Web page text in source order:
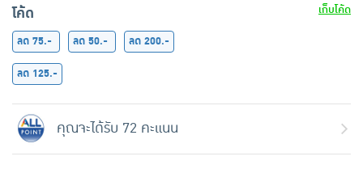
โค้ด
เก็บโค้ด
ลด 75.-
ลด 50.-
ลด 200.-
ลด 125.-
คุณจะได้รับ 72 คะแนน